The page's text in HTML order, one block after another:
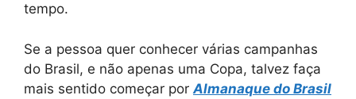
tempo.
Se a pessoa quer conhecer várias campanhas
do Brasil, e não apenas uma Copa, talvez faça
mais sentido começar por Almanaque do Brasil